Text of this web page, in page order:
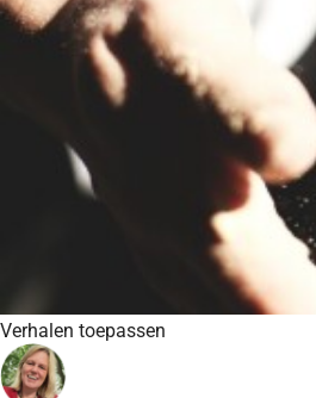
Verhalen toepassen